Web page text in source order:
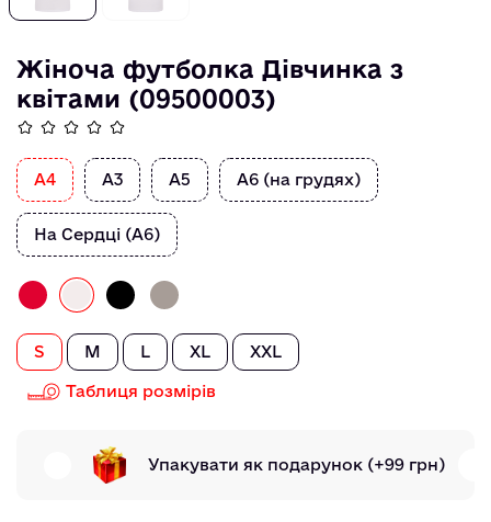
Жіноча футболка Дівчинка з
квітами (09500003)
А4 А3 А5 А6 (на грудях)
На Сердці (А6)
S M L XL XXL
Таблиця розмірів
Упакувати як подарунок (+99 грн)